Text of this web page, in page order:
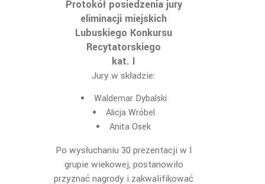
Protokół posiedzenia jury
eliminacji miejskich
Lubuskiego Konkursu
Recytatorskiego
kat. I
Jury w składzie:
Waldemar Dybalski
Alicja Wróbel
Anita Osek
Po wysłuchaniu 30 prezentacji w I
grupie wiekowej, postanowiło
przyznać nagrody i zakwalifikować